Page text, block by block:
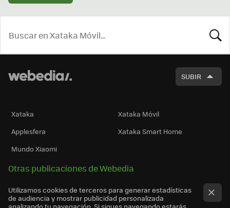
SUBIR
Xataka
Xataka Móvil
Applesfera
Xataka Smart Home
Mundo Xiaomi
Otras publicaciones de Webedia
Utilizamos cookies de terceros para generar estadísticas
de audiencia y mostrar publicidad personalizada